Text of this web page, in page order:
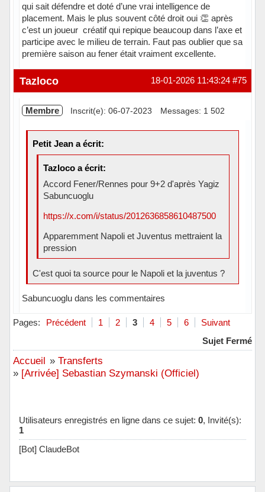
qui sait défendre et doté d’une vrai intelligence de
placement. Mais le plus souvent côté droit oui 👏 après
c’est un joueur créatif qui repique beaucoup dans l’axe et
participe avec le milieu de terrain. Faut pas oublier que sa
première saison au fener était vraiment excellente.
Hors ligne #75
18-01-2026 11:43:24
Tazloco
Membre Inscrit(e): 06-07-2023 Messages: 1 502
Petit Jean a écrit:
Tazloco a écrit:
Accord Fener/Rennes pour 9+2 d'après Yagiz
Sabuncuoglu
https://x.com/i/status/2012636858610487500
Apparemment Napoli et Juventus mettraient la
pression
C'est quoi ta source pour le Napoli et la juventus ?
Sabuncuoglu dans les commentaires
Hors ligne
Pages: Précédent 1 2 3 4 5 6
Suivant
Sujet Fermé
Accueil » Transferts
» [Arrivée] Sebastian Szymanski (Officiel)
Utilisateurs enregistrés en ligne dans ce sujet: 0, Invité(s):
1
[Bot] ClaudeBot